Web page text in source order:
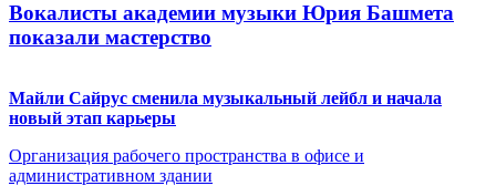
Вокалисты академии музыки Юрия Башмета
показали мастерство
Майли Сайрус сменила музыкальный лейбл и начала
новый этап карьеры
Организация рабочего пространства в офисе и
административном здании